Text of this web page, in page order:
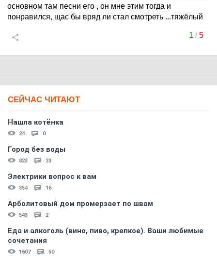
основном там песни его , он мне этим тогда и
понравился, щас бы вряд ли стал смотреть ...тяжёлый
1 /5
СЕЙЧАС ЧИТАЮТ
Нашла котёнка
24 0
Город без воды
823 23
Электрики вопрос к вам
354 16
Арболитовый дом промерзает по швам
543 2
Еда и алкоголь (вино, пиво, крепкое). Ваши любимые
сочетания
1607 50